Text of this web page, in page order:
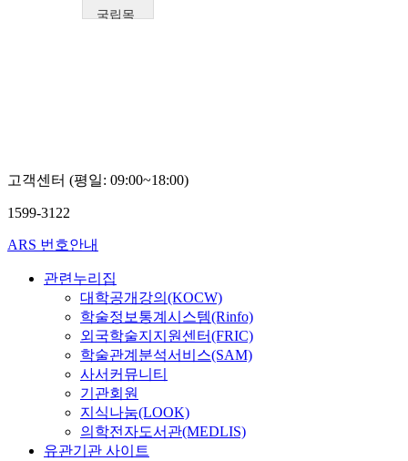
국립목
고객센터 (평일: 09:00~18:00)
1599-3122
ARS 번호안내
관련누리집
대학공개강의(KOCW)
학술정보통계시스템(Rinfo)
외국학술지지원센터(FRIC)
학술관계분석서비스(SAM)
사서커뮤니티
기관회원
지식나눔(LOOK)
의학전자도서관(MEDLIS)
유관기관 사이트